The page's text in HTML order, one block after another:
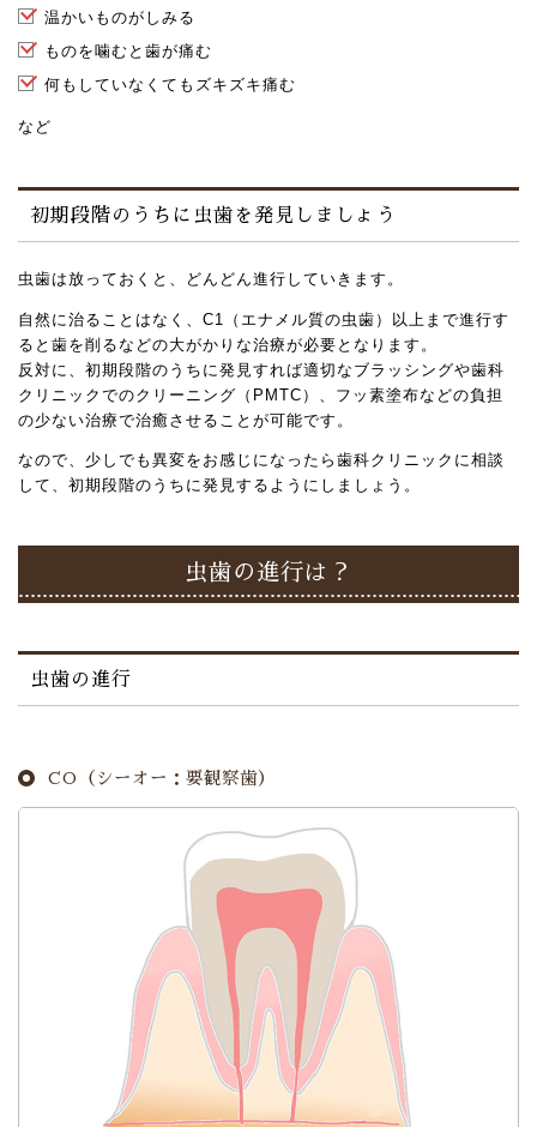
温かいものがしみる
ものを噛むと歯が痛む
何もしていなくてもズキズキ痛む
など
初期段階のうちに虫歯を発見しましょう
虫歯は放っておくと、どんどん進行していきます。
自然に治ることはなく、C1（エナメル質の虫歯）以上まで進行す
ると歯を削るなどの大がかりな治療が必要となります。
反対に、初期段階のうちに発見すれば適切なブラッシングや歯科
クリニックでのクリーニング（PMTC）、フッ素塗布などの負担
の少ない治療で治癒させることが可能です。
なので、少しでも異変をお感じになったら歯科クリニックに相談
して、初期段階のうちに発見するようにしましょう。
虫歯の進行は？
虫歯の進行
CO（シーオー：要観察歯）